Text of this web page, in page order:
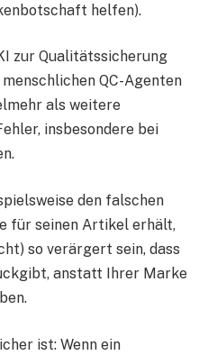
helfen).
zur Qualitätssicherung
QC-Agenten
als weitere
insbesondere bei
den falschen
für seinen Artikel erhält,
so verärgert sein, dass
anstatt Ihrer Marke
ist: Wenn ein